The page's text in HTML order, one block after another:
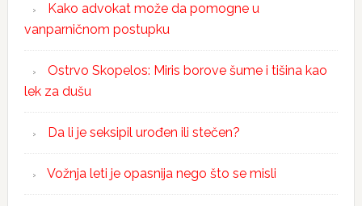
Kako advokat može da pomogne u
vanparničnom postupku
Ostrvo Skopelos: Miris borove šume i tišina kao
lek za dušu
Da li je seksipil urođen ili stečen?
Vožnja leti je opasnija nego što se misli